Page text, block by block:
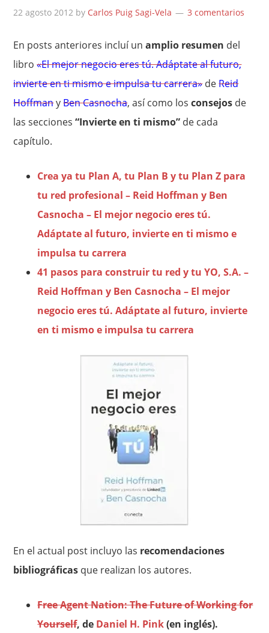
22 agosto 2012 by Carlos Puig Sagi-Vela 3 comentarios
En posts anteriores incluí unamplio resumen del
libro «El mejor negocio eres tú. Adáptate al futuro,
invierte en ti mismo e impulsa tu carrera»deReid
HoffmanyBen Casnocha, así como los consejos de
las secciones“Invierte en ti mismo” de cada
capítulo.
Crea ya tu Plan A, tu Plan B y tu Plan Z para
tu red profesional – Reid Hoffman y Ben
Casnocha – El mejor negocio eres tú.
Adáptate al futuro, invierte en ti mismo e
impulsa tu carrera
41 pasos para construir tu red y tu YO, S.A. –
Reid Hoffman y Ben Casnocha – El mejor
negocio eres tú. Adáptate al futuro, invierte
en ti mismo e impulsa tu carrera
En el actual post incluyo las recomendaciones
bibliográficas que realizan los autores.
Free Agent Nation: The Future of Working for
Yourself, de Daniel H. Pink(en inglés).